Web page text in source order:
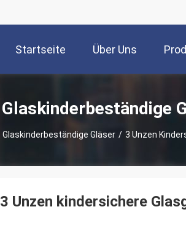
Startseite Über Uns
Glaskinderbeständige
Glaskinderbeständige Gläser / 3 Unzen
3 Unzen kindersichere